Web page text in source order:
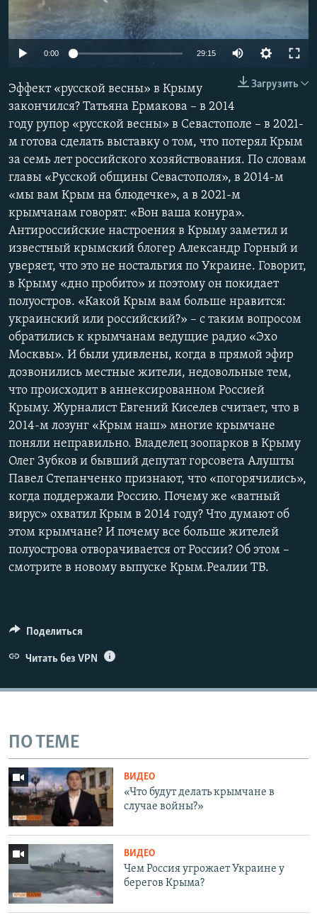
ПОБЕДИТЕЛЕЙ НЕ СУДЯТ?
КРЫМ.НЕПОКОРЕННЫЙ
УКРАИНСКАЯ ПРОБЛЕМА КРЫМА
ПРИСОЕДИНЯЙТЕСЬ!
Все сайты RFE/RL
Auto
0:00 29:15
240p
480p
720p
1080p
Загрузить
Эффект «русской весны» в Крыму
закончился? Татьяна Ермакова – в 2014
году рупор «русской весны» в Севастополе – в 2021-
м готова сделать выставку о том, что потерял Крым
за семь лет российского хозяйствования. По словам
главы «Русской общины Севастополя», в 2014-м
«мы вам Крым на блюдечке», а в 2021-м
крымчанам говорят: «Вон ваша конура».
Антироссийские настроения в Крыму заметил и
известный крымский блогер Александр Горный и
уверяет, что это не ностальгия по Украине. Говорит,
в Крыму «дно пробито» и поэтому он покидает
полуостров. «Какой Крым вам больше нравится:
украинский или российский?» – с таким вопросом
обратились к крымчанам ведущие радио «Эхо
Москвы». И были удивлены, когда в прямой эфир
дозвонились местные жители, недовольные тем,
что происходит в аннексированном Россией
Крыму. Журналист Евгений Киселев считает, что в
2014-м лозунг «Крым наш» многие крымчане
поняли неправильно. Владелец зоопарков в Крыму
Олег Зубков и бывший депутат горсовета Алушты
Павел Степанченко признают, что «погорячились»,
когда поддержали Россию. Почему же «ватный
вирус» охватил Крым в 2014 году? Что думают об
этом крымчане? И почему все больше жителей
полуострова отворачивается от России? Об этом –
смотрите в новому выпуске Крым.Реалии ТВ.
Поделиться
Читать без VPN
ПО ТЕМЕ
ВИДЕО
«Что будут делать крымчане в
случае войны?»
ВИДЕО
Чем Россия угрожает Украине у
берегов Крыма?